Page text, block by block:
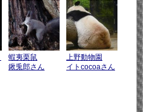
蝦夷栗鼠
鍬兎郎さん
上野動物園
イトcocoaさん